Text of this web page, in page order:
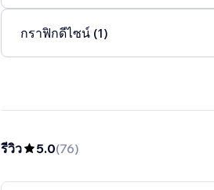
กราฟิกดีไซน์ (1)
รีวิว 5.0(76)